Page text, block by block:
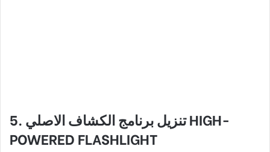
5. تنزيل برنامج الكشاف الاصليHIGH-
POWERED FLASHLIGHT